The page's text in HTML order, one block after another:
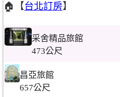
🏠【台北訂房】
采舍精品旅館
473公尺
昌亞旅館
657公尺